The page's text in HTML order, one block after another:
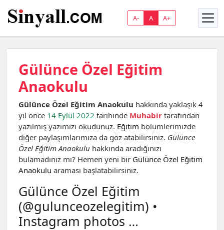
A- A A+
Gülünce Özel Eğitim
Anaokulu
Gülünce Özel Eğitim Anaokulu hakkında yaklaşık 4
yıl önce 14 Eylül 2022 tarihinde Muhabir tarafından
yazılmış yazımızı okudunuz. Eğitim bölümlerimizde
diğer paylaşımlarımıza da göz atabilirsiniz. Gülünce
Özel Eğitim Anaokulu hakkında aradığınızı
bulamadınız mı? Hemen yeni bir Gülünce Özel Eğitim
Anaokulu araması başlatabilirsiniz.
Gülünce Özel Eğitim
(@gulunceozelegitim) •
Instagram photos …